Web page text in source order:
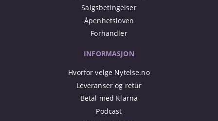
Salgsbetingelser
Åpenhetsloven
Forhandler
INFORMASJON
Hvorfor velge Nytelse.no
Leveranser og retur
Betal med Klarna
Podcast